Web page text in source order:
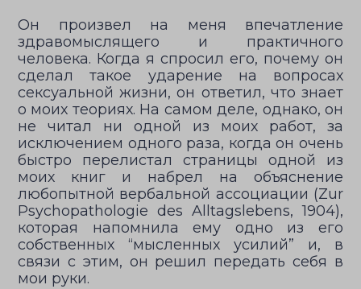
Он произвел на меня впечатление
здравомыслящего и практичного
человека. Когда я спросил его, почему он
сделал такое ударение на вопросах
сексуальной жизни, он ответил, что знает
о моих теориях. На самом деле, однако, он
не читал ни одной из моих работ, за
исключением одного раза, когда он очень
быстро перелистал страницы одной из
моих книг и набрел на объяснение
любопытной вербальной ассоциации (Zur
Psychopathologie des Alltagslebens, 1904),
которая напомнила ему одно из его
собственных “мысленных усилий” и, в
связи с этим, он решил передать себя в
мои руки.